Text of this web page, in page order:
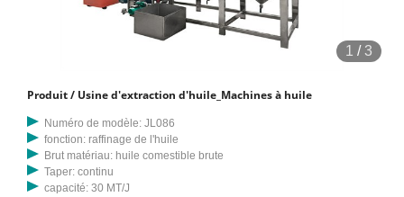
1 /3
Produit / Usine d'extraction d'huile_Machines à huile
Numéro de modèle: JL086
fonction: raffinage de l'huile
Brut matériau: huile comestible brute
Taper: continu
capacité: 30 MT/J